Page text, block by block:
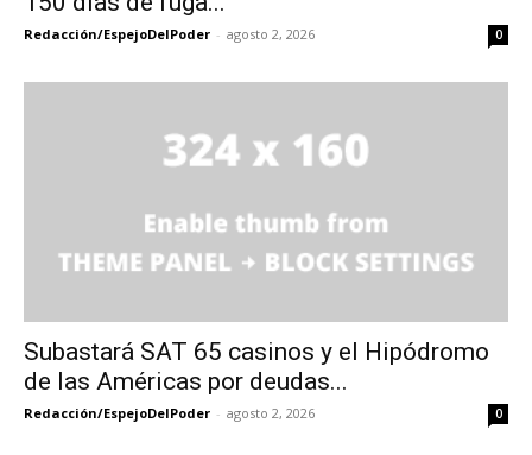
Redacción/EspejoDelPoder - agosto 2, 2026 0
Subastará SAT 65 casinos y el Hipódromo
de las Américas por deudas...
Redacción/EspejoDelPoder - agosto 2, 2026 0